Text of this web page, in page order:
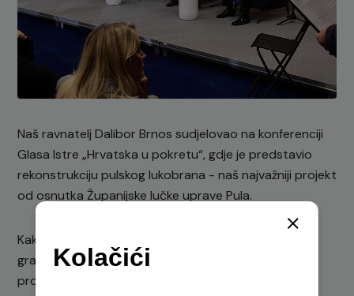
Naš ravnatelj Dalibor Brnos sudjelovao na konferenciji
Glasa Istre „Hrvatska u pokretu“, gdje je predstavio
rekonstrukciju pulskog lukobrana - naš najvažniji projekt
od osnutka Županijske lučke uprave Pula.
Kako je i sam istaknuo, ovaj projekt nije samo
građevinski zahvat, već ulaganje u sigurnost, bolju
prometnu povezanost i dugoročnu otpornost luke.